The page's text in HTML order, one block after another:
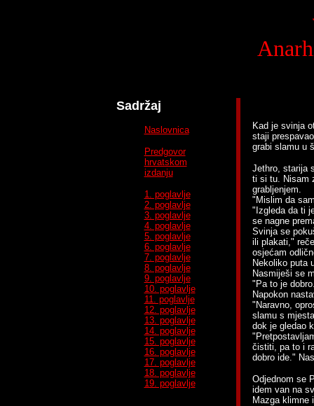
Sadržaj
Naslovnica
Predgovor
hrvatskom
izdanju
1. poglavlje
2. poglavlje
3. poglavlje
4. poglavlje
5. poglavlje
6. poglavlje
7. poglavlje
8. poglavlje
9. poglavlje
10. poglavlje
11. poglavlje
12. poglavlje
13. poglavlje
14. poglavlje
15. poglavlje
16. poglavlje
17. poglavlje
18. poglavlje
19. poglavlje
Kad je svinja
staji
grabi slamu u
Jethro, starija
ti si tu. Nisam
grabljenjem.
"Mislim da
"Izgleda da ti
se nagne
Svinja se
ili plakati,"
osjećam
Nekoliko puta
Nasmiješi se
"Pa to je
Napokon
"Naravno,
slamu s
dok je gledao
čistiti, pa to i
dobro ide."
Odjednom se
idem van na
Mazga klimne